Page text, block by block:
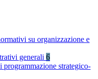
su organizzazione e
generali 6
programmazione strategico-